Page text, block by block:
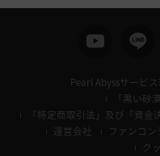
Pearl Abyssサービ
「黒い砂
「特定商取引法」及び「資
運営会社
ファンコン
ク